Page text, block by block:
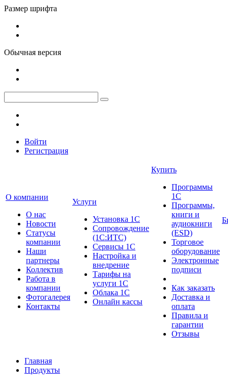
Размер шрифта
Обычная версия
Войти
Регистрация
О компании
О нас
Новости
Cтатусы
компании
Наши
партнеры
Коллектив
Работа в
компании
Фотогалерея
Контакты
Услуги
Установка 1С
Сопровождение
(1С:ИТС)
Сервисы 1С
Настройка и
внедрение
Тарифы на
услуги 1С
Облака 1С
Онлайн кассы
Купить
Программы
1С
Программы,
книги и
аудиокниги
(ESD)
Торговое
оборудование
Электронные
подписи
Как заказать
Доставка и
оплата
Правила и
гарантии
Отзывы
Главная
Продукты